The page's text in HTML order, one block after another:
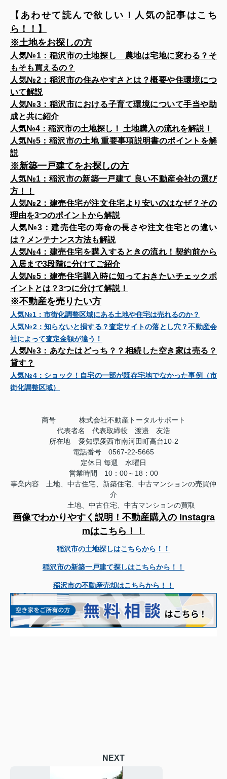
【 あわせて読んで欲しい！人気の記事はこち
ら！！】
※土地をお探しの方
人気№1： 稲沢市の土地探し 農地は宅地に変わる？そ
もそも買えるの？
人気№2： 稲沢市の住みやすさとは？概要や住環境につ
いて解説
人気№3： 稲沢市における子育て環境について手当や助
成と共に紹介
人気№4： 稲沢市の土地探し！ 土地購入の流れを解説！
人気№5： 稲沢市の土地 重要事項説明書のポイントを解
説
※新築一戸建てをお探しの方
人気№1： 稲沢市の新築一戸建て 良い不動産会社の選び
方！！
人気№2： 建売住宅が注文住宅より安いのはなぜ？その
理由を3つのポイントから解説
人気№3：建売住宅の寿命の長さや注文住宅との違い
は？メンテナンス方法も解説
人気№4： 建売住宅を購入するときの流れ！契約前から
入居まで3段階に分けてご紹介
人気№5： 建売住宅購入時に知っておきたいチェックポ
イントとは？3つに分けて解説！
※不動産を売りたい方
人気№1： 市街化調整区域にある土地や住宅は売れるのか？
人気№2：知らないと損する？査定サイトの落とし穴？不動産会
社によって査定金額が違う！
人気№3： あなたはどっち？？相続した空き家は売る？
貸す？
人気№4： ショック！自宅の一部が既存宅地でなかった事例（市
街化調整区域）
商号
株式会社不動産トータルサポート
代表者名 代表取締役 渡邉 友浩
所在地 愛知県愛西市南河田町高台10-2
電話番号 0567-22-5665
定休日 毎週 水曜日
営業時間 10：00～18：00
事業内容 土地、中古住宅、新築住宅、中古マンションの売買仲
介
土地、中古住宅、中古マンションの買取
画像でわかりやすく説明！不動産購入の Instagra
mはこちら！！
稲沢市の土地探しはこちらから！！
稲沢市の新築一戸建て探しはこちらから！！
稲沢市の不動産売却はこちらから！！
NEXT